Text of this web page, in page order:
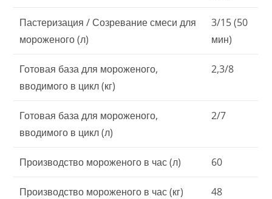
Пастеризация / Созревание смеси для
мороженого (л)
3/15 (50
мин)
Готовая база для мороженого,
вводимого в цикл (кг)
2,3/8
Готовая база для мороженого,
вводимого в цикл (л)
2/7
Производство мороженого в час (л) 60
Производство мороженого в час (кг) 48